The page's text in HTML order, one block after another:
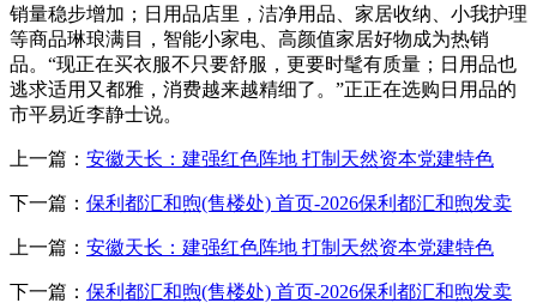
销量稳步增加；日用品店里，洁净用品、家居收纳、小我护理
等商品琳琅满目，智能小家电、高颜值家居好物成为热销
品。“现正在买衣服不只要舒服，更要时髦有质量；日用品也
逃求适用又都雅，消费越来越精细了。”正正在选购日用品的
市平易近李静士说。
上一篇： 安徽天长：建强红色阵地 打制天然资本党建特色
下一篇： 保利都汇和煦(售楼处) 首页-2026保利都汇和煦发卖
上一篇： 安徽天长：建强红色阵地 打制天然资本党建特色
下一篇： 保利都汇和煦(售楼处) 首页-2026保利都汇和煦发卖